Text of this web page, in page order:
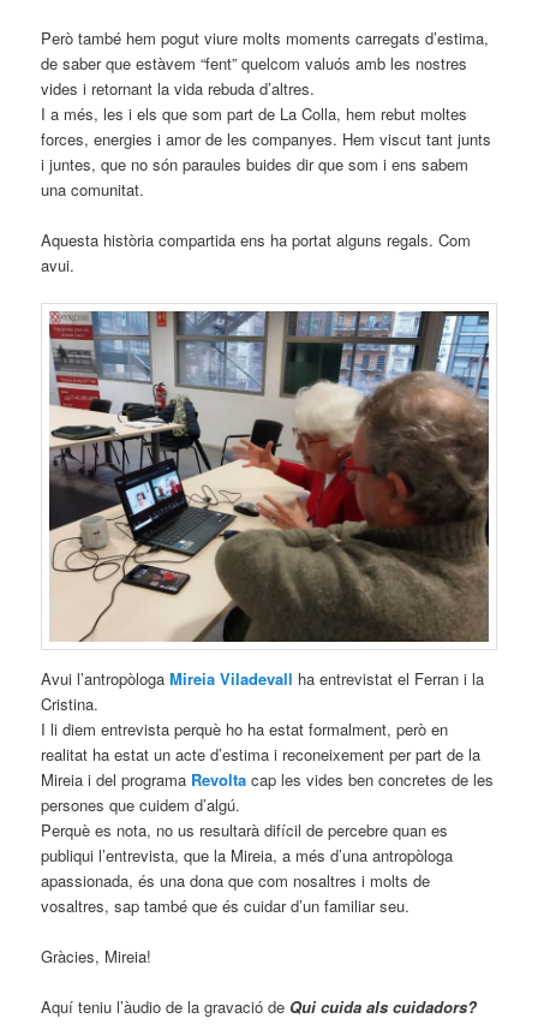
Però també hem pogut viure molts moments carregats d’estima,
de saber que estàvem “fent” quelcom valuós amb les nostres
vides i retornant la vida rebuda d’altres.
I a més, les i els que som part de La Colla, hem rebut moltes
forces, energies i amor de les companyes. Hem viscut tant junts
i juntes, que no són paraules buides dir que som i ens sabem
una comunitat.
Aquesta història compartida ens ha portat alguns regals. Com
avui.
Avui l’antropòlogaMireia Viladevall ha entrevistat el Ferran i la
Cristina.
I li diem entrevista perquè ho ha estat formalment, però en
realitat ha estat un acte d’estima i reconeixement per part de la
Mireia i del programa Revolta cap les vides ben concretes de les
persones que cuidem d’algú.
Perquè es nota, no us resultarà difícil de percebre quan es
publiqui l’entrevista, que la Mireia, a més d’una antropòloga
apassionada, és una dona que com nosaltres i molts de
vosaltres, sap també que és cuidar d’un familiar seu.
Gràcies, Mireia!
Aquí teniu l’àudio de la gravació de Qui cuida als cuidadors?